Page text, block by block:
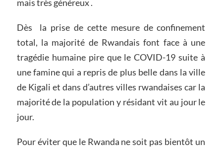
mais très généreux .
Dès la prise de cette mesure de confinement
total, la majorité de Rwandais font face à une
tragédie humaine pire que le COVID-19 suite à
une famine qui a repris de plus belle dans la ville
de Kigali et dans d’autres villes rwandaises car la
majorité de la population y résidant vit au jour le
jour.
Pour éviter que le Rwanda ne soit pas bientôt un